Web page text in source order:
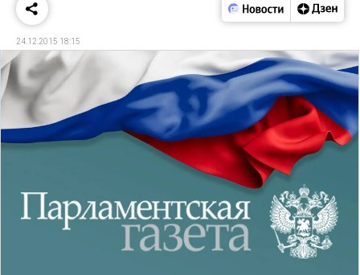
24.12.2015 18:15